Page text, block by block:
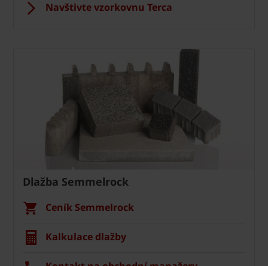
Navštivte vzorkovnu Terca
Dlažba Semmelrock
Ceník Semmelrock
Kalkulace dlažby